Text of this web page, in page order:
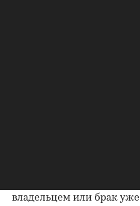
владельцем или брак уже